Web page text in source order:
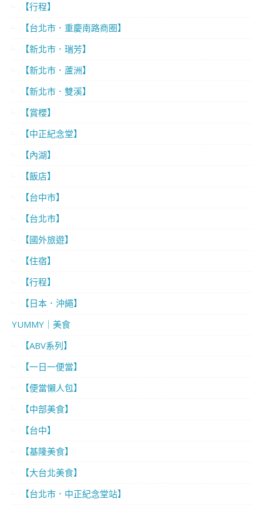
【行程】
【台北市．重慶南路商圈】
【新北市．瑞芳】
【新北市．蘆洲】
【新北市．雙溪】
【賞櫻】
【中正紀念堂】
【內湖】
【飯店】
【台中市】
【台北市】
【國外旅遊】
【住宿】
【行程】
【日本．沖繩】
YUMMY｜美食
【ABV系列】
【一日一便當】
【便當懶人包】
【中部美食】
【台中】
【基隆美食】
【大台北美食】
【台北市．中正紀念堂站】